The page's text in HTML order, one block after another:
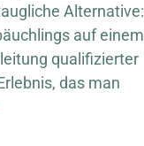
Alternative:
auf einem
qualifizierter
das man